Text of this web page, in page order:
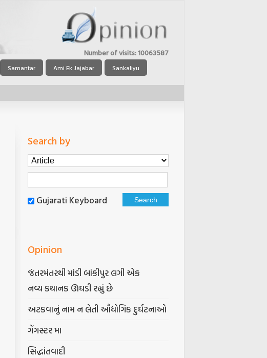
Number of visits:10063587
Samantar Ami Ek Jajabar Sankaliyu
Search by
Gujarati Keyboard
Opinion
જંતરમંતરથી માંડી બાંકીપુર લગી એક
નવ્ય કથાનક ઊઘડી રહ્યું છે
અટકવાનું નામ ન લેતી ઔદ્યોગિક દુર્ઘટનાઓ
ગેંગસ્ટર મા
સિદ્ધાંતવાદી